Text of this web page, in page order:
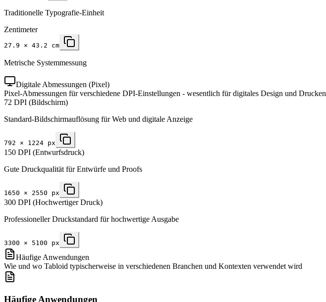
Traditionelle Typografie-Einheit
Zentimeter
27.9 × 43.2 cm
Metrische Systemmessung
Digitale Abmessungen (Pixel)
Pixel-Abmessungen für verschiedene DPI-Einstellungen - wesentlich für digitales Design und Drucken
72 DPI (Bildschirm)
Standard-Bildschirmauflösung für Web und digitale Anzeige
792 × 1224 px
150 DPI (Entwurfsdruck)
Gute Druckqualität für Entwürfe und Proofs
1650 × 2550 px
300 DPI (Hochwertiger Druck)
Professioneller Druckstandard für hochwertige Ausgabe
3300 × 5100 px
Häufige Anwendungen
Wie und wo Tabloid typischerweise in verschiedenen Branchen und Kontexten verwendet wird
Häufige Anwendungen